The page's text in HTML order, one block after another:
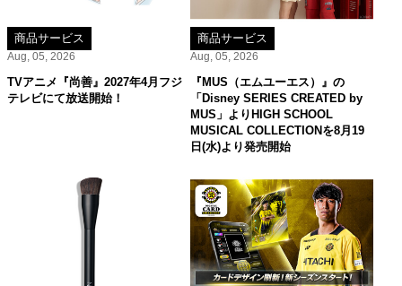
商品サービス
Aug, 05, 2026
TVアニメ『尚善』2027年4月フジ
テレビにて放送開始！
商品サービス
Aug, 05, 2026
『MUS（エムユーエス）』の
「Disney SERIES CREATED by
MUS」よりHIGH SCHOOL
MUSICAL COLLECTIONを8月19
日(水)より発売開始